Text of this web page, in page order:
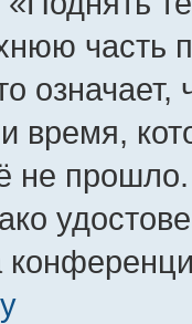
часть
время,
не